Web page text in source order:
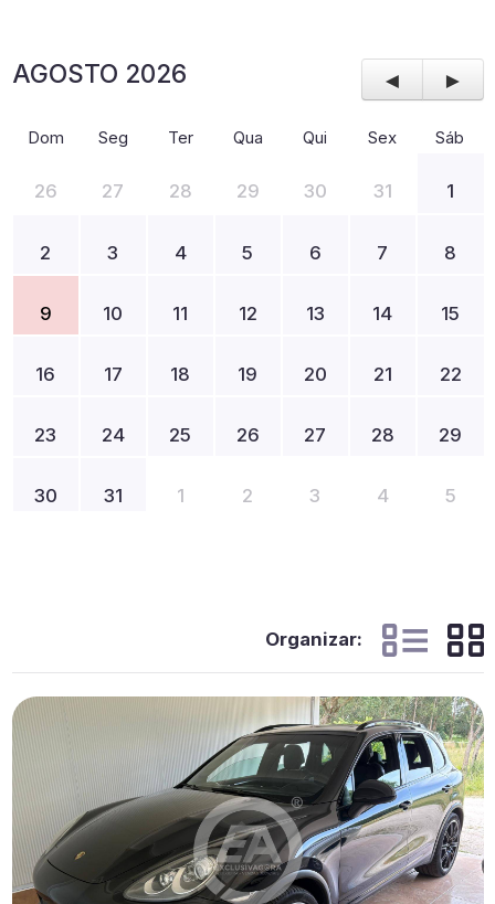
AGOSTO 2026 ◄ ►
Dom Seg Ter Qua Qui Sex Sáb
26 27 28 29 30 31 1
2 3 4 5 6 7 8
9 10 11 12 13 14 15
16 17 18 19 20 21 22
23 24 25 26 27 28 29
30 31 1 2 3 4 5
Organizar: